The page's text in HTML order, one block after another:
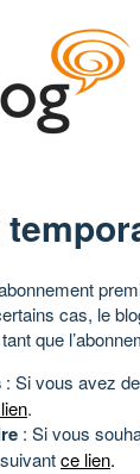
cas, le
que
: Si vous avez
.
: Si vous
ce lien.